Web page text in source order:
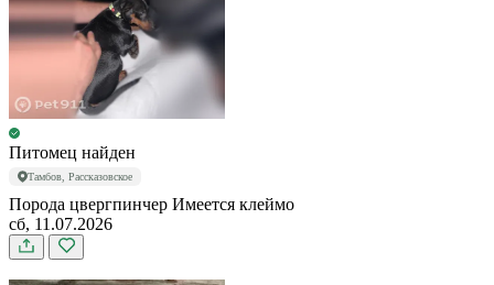
Питомец найден
Тамбов, Рассказовское
Порода цвергпинчер Имеется клеймо
сб, 11.07.2026